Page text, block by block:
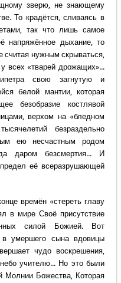
зверю, не знающему
То крадётся, сливаясь в
так что лишь самое
напряжённое дыхание, то
считая нужным скрываться,
всех «тварей дрожащих»...
свою загнутую и
белой мантии, которая
безобразие костлявой
верхом на «бледном
безраздельно
ею несчастным родом
даром безсмертия... И
её всеразрушающей
времён «стереть главу
в мире Своё присутствие
силой Божией. Вот
умершего сына вдовицы
чудо воскрешения,
учителю... Но это были
Молнии Божества, Которая